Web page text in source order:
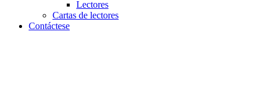
Lectores
Cartas de lectores
Contáctese